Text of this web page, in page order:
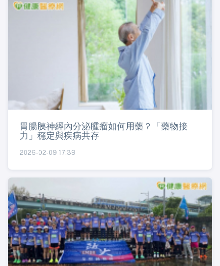
胃腸胰神經內分泌腫瘤如何用藥？「藥物接
力」穩定與疾病共存
2026-02-09 17:39